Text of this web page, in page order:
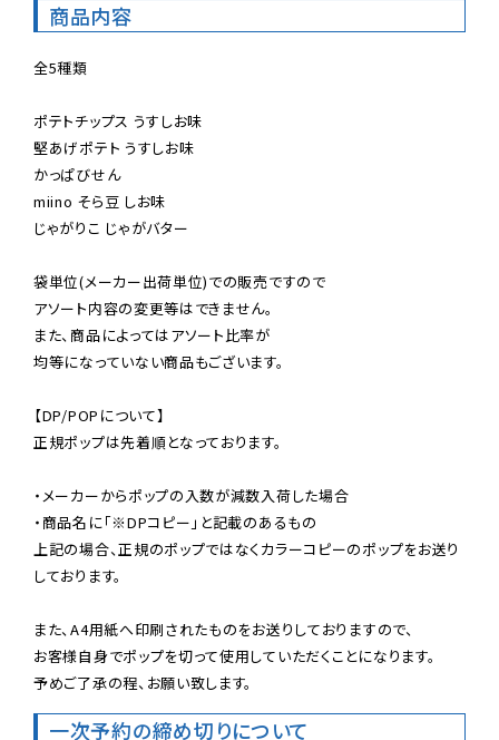
商品内容
全5種類
ポテトチップス うすしお味
堅あげポテト うすしお味
かっぱびせん
miino そら豆 しお味
じゃがりこ じゃがバター
袋単位(メーカー出荷単位)での販売ですので
アソート内容の変更等はできません。
また、商品によってはアソート比率が
均等になっていない商品もございます。
【DP/POPについて】
正規ポップは先着順となっております。
・メーカーからポップの入数が減数入荷した場合
・商品名に「※DPコピー」と記載のあるもの
上記の場合、正規のポップではなくカラーコピーのポップをお送り
しております。
また、A4用紙へ印刷されたものをお送りしておりますので、
お客様自身でポップを切って使用していただくことになります。
予めご了承の程、お願い致します。
一次予約の締め切りについて